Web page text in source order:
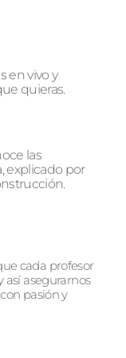
en vivo y
quieras.
las
explicado por
cada profesor
así asegurarnos
pasión y